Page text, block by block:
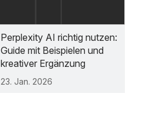
Perplexity AI richtig nutzen:
Guide mit Beispielen und
kreativer Ergänzung
23. Jan. 2026